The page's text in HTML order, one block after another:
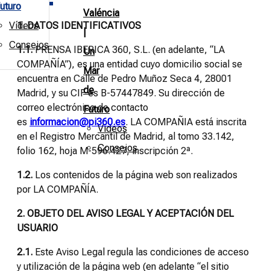
Vídeos
Consejos
Valéncia
|
Un
Mar
de
Futuro
Vídeos
Consejos
1. DATOS IDENTIFICATIVOS
1.1.PRENSA IBERICA 360, S.L. (en adelante, “LA
COMPAÑÍA”), es una entidad cuyo domicilio social se
encuentra en Calle de Pedro Muñoz Seca 4, 28001
Madrid, y su CIF es B-57447849. Su dirección de
correo electrónico de contacto
es informacion@pi360.es. LA COMPAÑIA está inscrita
en el Registro Mercantil de Madrid, al tomo 33.142,
folio 162, hoja M-596.427, inscripción 2ª.
1.2. Los contenidos de la página web son realizados
por LA COMPAÑÍA.
2. OBJETO DEL AVISO LEGAL Y ACEPTACIÓN DEL
USUARIO
2.1. Este Aviso Legal regula las condiciones de acceso
y utilización de la página web (en adelante “el sitio